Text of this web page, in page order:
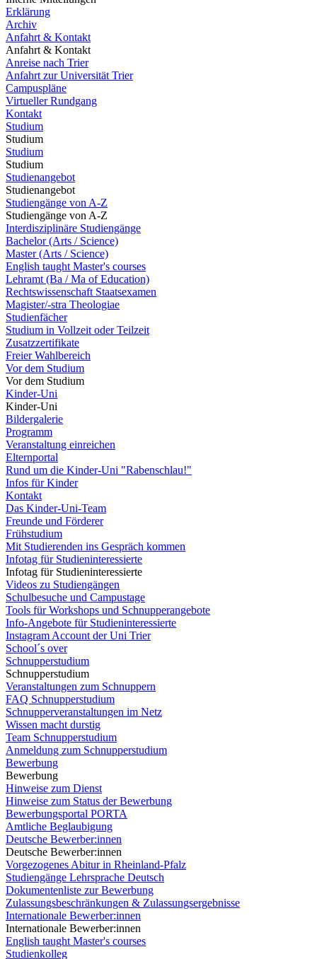
Erklärung
Archiv
Anfahrt & Kontakt
Anfahrt & Kontakt
Anreise nach Trier
Anfahrt zur Universität Trier
Campuspläne
Virtueller Rundgang
Kontakt
Studium
Studium
Studium
Studium
Studienangebot
Studienangebot
Studiengänge von A-Z
Studiengänge von A-Z
Interdisziplinäre Studiengänge
Bachelor (Arts / Science)
Master (Arts / Science)
English taught Master's courses
Lehramt (Ba / Ma of Education)
Rechtswissenschaft Staatsexamen
Magister/-stra Theologiae
Studienfächer
Studium in Vollzeit oder Teilzeit
Zusatzzertifikate
Freier Wahlbereich
Vor dem Studium
Vor dem Studium
Kinder-Uni
Kinder-Uni
Bildergalerie
Programm
Veranstaltung einreichen
Elternportal
Rund um die Kinder-Uni "Rabenschlau!"
Infos für Kinder
Kontakt
Das Kinder-Uni-Team
Freunde und Förderer
Frühstudium
Mit Studierenden ins Gespräch kommen
Infotag für Studieninteressierte
Infotag für Studieninteressierte
Videos zu Studiengängen
Schulbesuche und Campustage
Tools für Workshops und Schnupperangebote
Info-Angebote für Studieninteressierte
Instagram Account der Uni Trier
School´s over
Schnupperstudium
Schnupperstudium
Veranstaltungen zum Schnuppern
FAQ Schnupperstudium
Schnupperveranstaltungen im Netz
Wissen macht durstig
Team Schnupperstudium
Anmeldung zum Schnupperstudium
Bewerbung
Bewerbung
Hinweise zum Dienst
Hinweise zum Status der Bewerbung
Bewerbungsportal PORTA
Amtliche Beglaubigung
Deutsche Bewerber:innen
Deutsche Bewerber:innen
Vorgezogenes Abitur in Rheinland-Pfalz
Studiengänge Lehrsprache Deutsch
Dokumentenliste zur Bewerbung
Zulassungsbeschränkungen & Zulassungsergebnisse
Internationale Bewerber:innen
Internationale Bewerber:innen
English taught Master's courses
Studienkolleg